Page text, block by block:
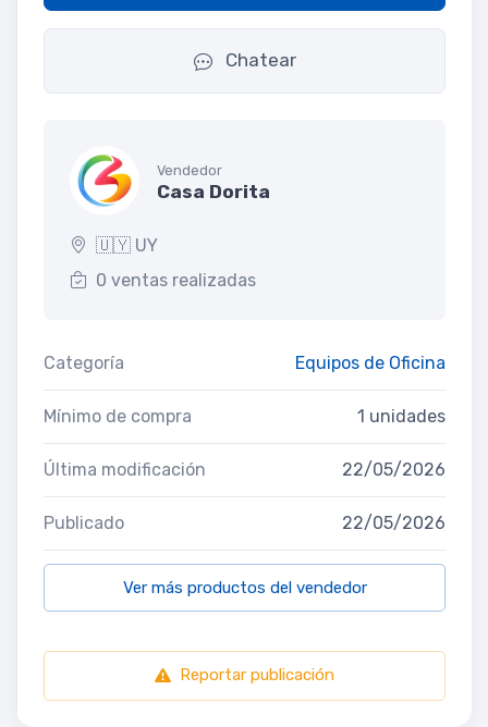
Chatear
Vendedor
Casa Dorita
🇺🇾 UY
0 ventas realizadas
Categoría Equipos de Oficina
Mínimo de compra 1 unidades
Última modificación 22/05/2026
Publicado 22/05/2026
Ver más productos del vendedor
Reportar publicación